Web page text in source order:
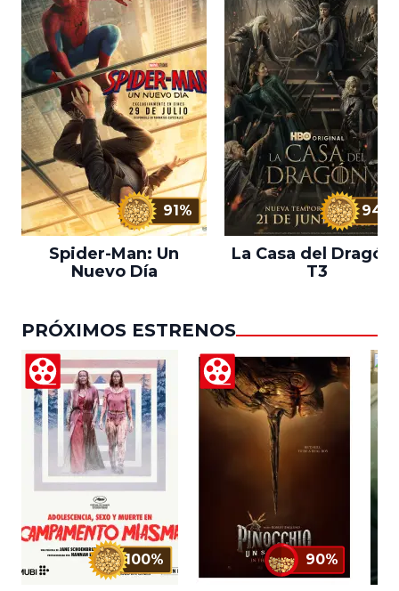
91%
Spider-Man: Un
Nuevo Día
94%
La Casa del Dragón
T3
PRÓXIMOS ESTRENOS
100% 90%